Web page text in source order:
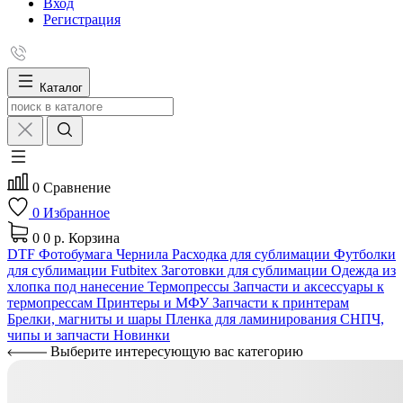
Вход
Регистрация
Каталог
0 Сравнение
0 Избранное
0 0 р. Корзина
DTF Фотобумага Чернила Расходка для сублимации Футболки
для сублимации Futbitex Заготовки для сублимации Одежда из
хлопка под нанесение Термопрессы Запчасти и аксессуары к
термопрессам Принтеры и МФУЗапчасти к принтерам
Брелки, магниты и шары Пленка для ламинирования СНПЧ,
чипы и запчасти Новинки
Выберите интересующую вас категорию